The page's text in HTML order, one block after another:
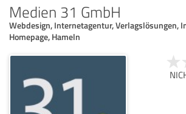
Medien 31 GmbH
Webdesign, Internetagentur, Verlagslösungen,
Homepage, Hameln